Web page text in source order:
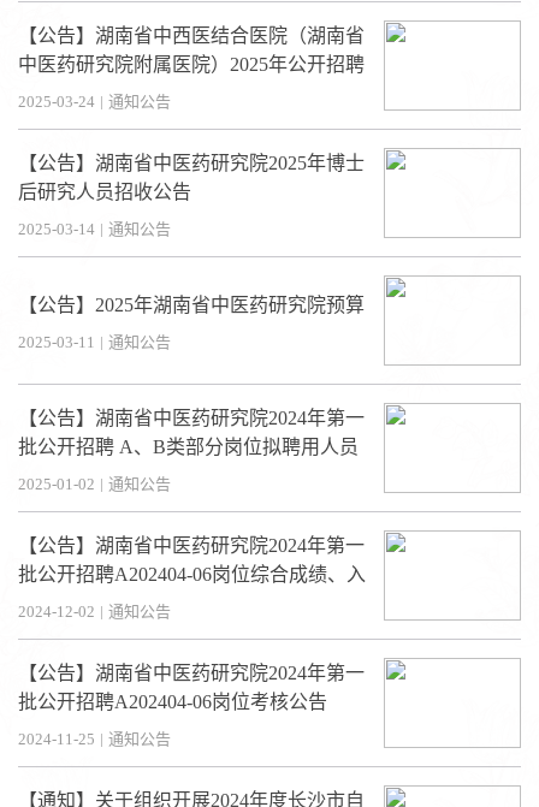
【公告】湖南省中西医结合医院（湖南省
中医药研究院附属医院）2025年公开招聘
公告
2025-03-24 | 通知公告
【公告】湖南省中医药研究院2025年博士
后研究人员招收公告
2025-03-14 | 通知公告
【公告】2025年湖南省中医药研究院预算
2025-03-11 | 通知公告
【公告】湖南省中医药研究院2024年第一
批公开招聘 A、B类部分岗位拟聘用人员
名单公示
2025-01-02 | 通知公告
【公告】湖南省中医药研究院2024年第一
批公开招聘A202404-06岗位综合成绩、入
围体检和考察人员公示
2024-12-02 | 通知公告
【公告】湖南省中医药研究院2024年第一
批公开招聘A202404-06岗位考核公告
2024-11-25 | 通知公告
【通知】关于组织开展2024年度长沙市自